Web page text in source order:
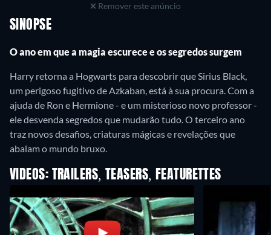
Remover este anúncio
SINOPSE
O ano em que a magia escurece e os segredos surgem
Harry retorna a Hogwarts para descobrir que Sirius Black,
um perigoso fugitivo de Azkaban, está à sua procura. Com a
ajuda de Ron e Hermione - e um misterioso novo professor -
ele desvenda segredos que mudarão tudo. O terceiro ano
traz novos desafios, criaturas mágicas e revelações que
abalam o mundo bruxo.
VIDEOS: TRAILERS, TEASERS, FEATURETTES